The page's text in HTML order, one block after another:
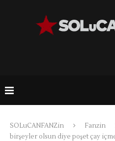
SOLuCANFANZin Fanzin
birşeyler olsun diye poşet çay